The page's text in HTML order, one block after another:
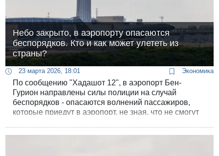
Небо закрыто, в аэропорту опасаются
беспорядков. Кто и как может улететь из
страны?
23 марта 2026, 18:01 Экономика
По сообщению "Хадашот 12", в аэропорт Бен-
Гурион направлены силы полиции на случай
беспорядков - опасаются волнений пассажиров,
которые приедут в аэропорт, не зная, что не смогут